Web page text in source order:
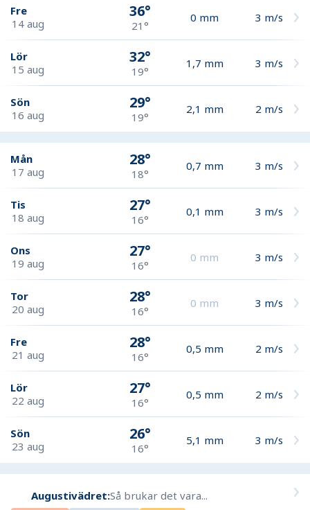
Fre
14 aug
36°
21°
0 mm 3 m/s
Lör
15 aug
32°
19°
1,7 mm 3 m/s
Sön
16 aug
29°
19°
2,1 mm 2 m/s
Mån
17 aug
28°
18°
0,7 mm 3 m/s
Tis
18 aug
27°
16°
0,1 mm 3 m/s
Ons
19 aug
27°
16°
0 mm 3 m/s
Tor
20 aug
28°
16°
0 mm 3 m/s
Fre
21 aug
28°
16°
0,5 mm 2 m/s
Lör
22 aug
27°
16°
0,5 mm 2 m/s
Sön
23 aug
26°
16°
5,1 mm 3 m/s
Augustivädret:Så brukar det vara...